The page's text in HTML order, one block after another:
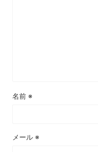
名前 ※
メール ※